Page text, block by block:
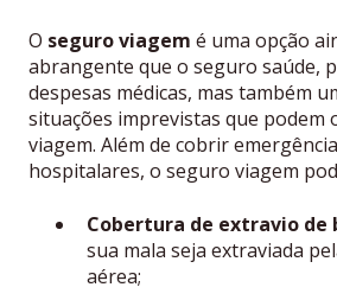
O seguro viagem é uma opção
abrangente que o seguro saúde,
despesas médicas, mas também
situações imprevistas que podem
viagem. Além de cobrir
hospitalares, o seguro viagem
Cobertura de extravio de
sua mala seja extraviada
aérea;